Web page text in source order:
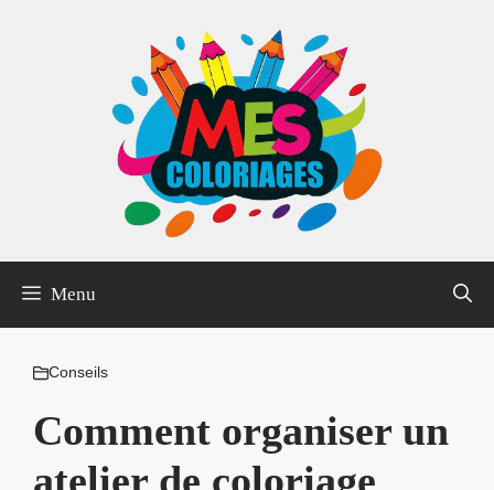
Menu
Conseils
Comment organiser un
atelier de coloriage